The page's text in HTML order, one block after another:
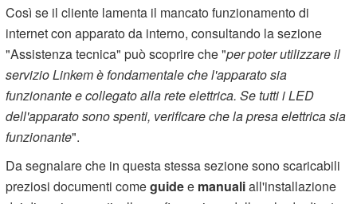
Così se il cliente lamenta il mancato funzionamento di
internet con apparato da interno, consultando la sezione
"Assistenza tecnica" può scoprire che "per poter utilizzare il
servizio Linkem è fondamentale che l'apparato sia
funzionante e collegato alla rete elettrica. Se tutti i LED
dell'apparato sono spenti, verificare che la presa elettrica sia
funzionante".
Da segnalare che in questa stessa sezione sono scaricabili
preziosi documenti comeguidee manualiall'installazione